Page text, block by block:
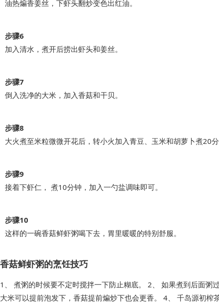
油热煸香姜丝，下虾头翻炒变色出红油。
步骤6
加入清水，煮开后捞出虾头和姜丝。
步骤7
倒入洗净的大米，加入香菇和干贝。
步骤8
大火煮至米粒微微开花后，转小火加入青豆、玉米和胡萝卜煮20
步骤9
接着下虾仁， 煮10分钟，加入一勺盐调味即可。
步骤10
这样的一碗香菇鲜虾粥喝下去，胃里暖暖的特别舒服。
香菇鲜虾粥的烹饪技巧
1、 煮粥的时候要不定时搅拌一下防止糊底。 2、 如果煮到后面粥
大米可以提前泡发下，香菇提前煸炒下也会更香。 4、 千岛源初榨